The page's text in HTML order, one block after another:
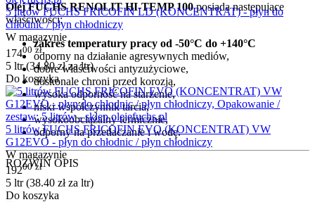
Olej FUCHS RENOLIT HI-TEMP 100 posiada następujące
właściwości:
zakres temperatury pracy od -50°C do +140°C
odporny na działanie agresywnych mediów,
dobre właściwości antyzużyciowe,
doskonale chroni przed korozją,
wysoka odporność na starzenie,
niski współczynnik tarcia,
wysokoobciążalny termicznie,
odporny na przetłaczanie i wodę.
ROZWIŃ OPIS
5 litrów FUCHS FRICOFIN LD (KONCENTRAT) - płyn do
chłodnic / płyn chłodniczy
W magazynie
17400 zł
5 ltr (34.80złza ltr)
Do koszyka
5 litrów FUCHS FRICOFIN EVO (KONCENTRAT) VW
G12EVO - płyn do chłodnic / płyn chłodniczy
W magazynie
19200 zł
5 ltr (38.40 złza ltr)
Do koszyka